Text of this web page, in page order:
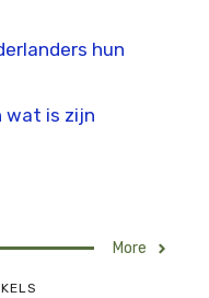
hun
wat is zijn
More